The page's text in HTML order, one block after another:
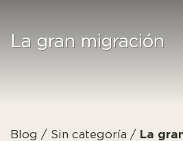
La gran migración
Blog / Sin categoría / La